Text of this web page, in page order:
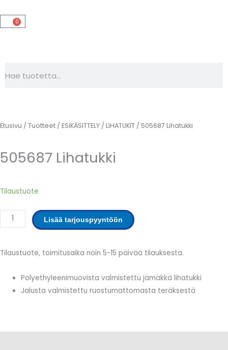
sisältöön
0
Cart
Etusivu / Tuotteet / ESIKÄSITTELY / LIHATUKIT / 505687 Lihatukki
505687 Lihatukki
Tilaustuote
505687
määrä
Lisää tarjouspyyntöön
Tilaustuote, toimitusaika noin 5-15 päivää tilauksesta.
Polyethyleenimuovista valmistettu jämäkkä lihatukki
Jalusta valmistettu ruostumattomasta teräksestä